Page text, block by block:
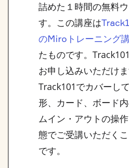
詰めた１時間の無料
す。この講座は
のMiroトレーニング
たものです。
お申し込みいただけま
Track101でカバーし
形、カード、ボード
ムイン・アウトの操
態でご受講いただく
です。